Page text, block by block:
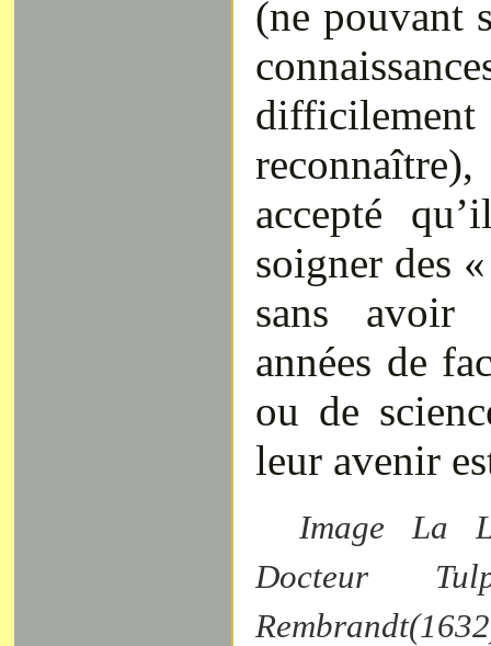
(ne pouvant
difficilement
accepté
soigner des
sans avoir
années de
ou de
leur avenir
Image La
Docteur